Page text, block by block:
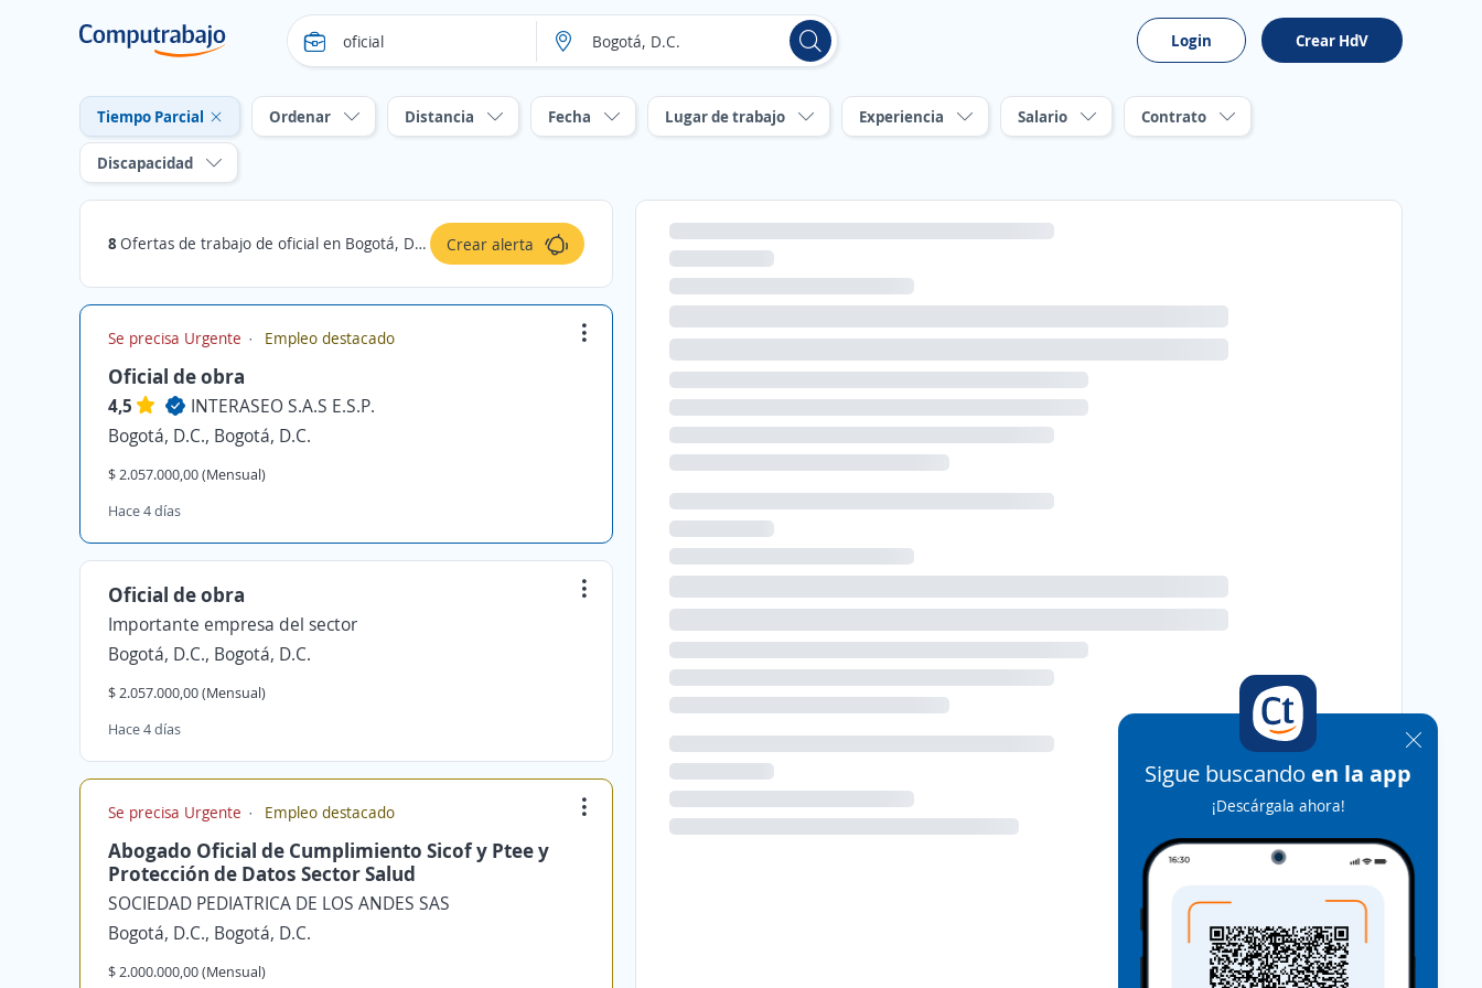
Login Crear HdV
Tiempo Parcial Ordenar Distancia Fecha Lugar de trabajo Experiencia Salario Contrato
Discapacidad
8 Ofertas de trabajo de oficial en Bogotá, D.C., Bogotá, D.C.: Tiempo Parcial Crear alerta
Se precisa Urgente Empleo destacado
Oficial de obra
4,5
INTERASEO S.A.S E.S.P.
Bogotá, D.C., Bogotá, D.C.
$ 2.057.000,00 (Mensual)
Hace 4 días
Oficial de obra
Importante empresa del sector
Bogotá, D.C., Bogotá, D.C.
$ 2.057.000,00 (Mensual)
Hace 4 días
Se precisa Urgente Empleo destacado
Abogado Oficial de Cumplimiento Sicof y Ptee y
Protección de Datos Sector Salud
SOCIEDAD PEDIATRICA DE LOS ANDES SAS
Bogotá, D.C., Bogotá, D.C.
$ 2.000.000,00 (Mensual)
Sigue buscando en la app
¡Descárgala ahora!